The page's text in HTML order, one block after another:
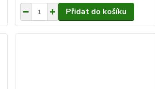
Přidat do košíku